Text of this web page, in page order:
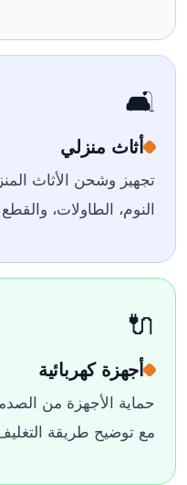
🛋️
أثاث منزلي
تجهيز وشحن الأثاث
النوم، الطاولات،
🔌
أجهزة كهربائية
حماية الأجهزة من
مع توضيح طريقة